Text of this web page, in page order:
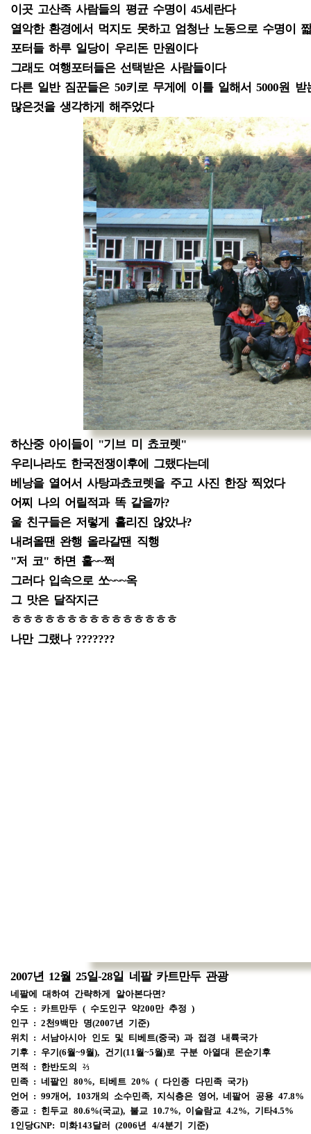
이곳 고산족 사람들의 평균 수명이 45세란다
열악한 환경에서 먹지도 못하고 엄청난 노동으로 수명이
포터들 하루 일당이 우리돈 만원이다
그래도 여행포터들은 선택받은 사람들이다
다른 일반 짐꾼들은 50키로 무게에 이틀 일해서 5000원 받
많은것을 생각하게 해주었다
하산중 아이들이 "기브 미 쵸코렛"
우리나라도 한국전쟁이후에 그랬다는데
베낭을 열어서 사탕과쵸코렛을 주고 사진 한장 찍었다
어찌 나의 어릴적과 똑 같을까?
울 친구들은 저렇게 흘리진 않았나?
내려올땐 완행 올라갈땐 직행
"저 코" 하면 훌~~쩍
그러다 입속으로 쏘~~~옥
그 맛은 달작지근
ㅎㅎㅎㅎㅎㅎㅎㅎㅎㅎㅎㅎㅎㅎㅎ
나만 그랬나 ???????
2007년 12월 25일-28일 네팔 카트만두 관광
네팔에 대하여 간략하게 알아본다면?
수도 : 카트만두 ( 수도인구 약200만 추정 )
인구 : 2천9백만 명(2007년 기준)
위치 : 서남아시아 인도 및 티베트(중국) 과 접경 내륙국가
기후 : 우기(6월~9월), 건기(11월~5월)로 구분 아열대 몬순기후
면적 : 한반도의 ⅔
민족 : 네팔인 80%, 티베트 20% ( 다인종 다민족 국가)
언어 : 99개어, 103개의 소수민족, 지식층은 영어, 네팔어 공용 47.8%
종교 : 힌두교 80.6%(국교), 불교 10.7%, 이슬람교 4.2%, 기타4.5%
1인당GNP: 미화143달러 (2006년 4/4분기 기준)